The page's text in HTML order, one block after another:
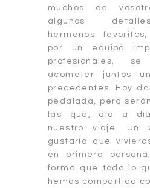
muchos de
algunos
hermanos
por un equipo
profesionales,
acometer juntos
precedentes. Hoy
pedalada, pero
las que, día a
nuestro viaje. Un
gustaría que
en primera
forma que todo lo
hemos compartido